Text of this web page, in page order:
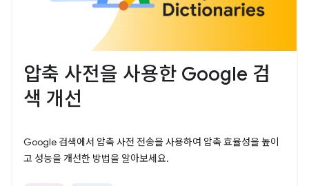
압축 사전을 사용한 Google 검
색 개선
Google 검색에서 압축 사전 전송을 사용하여 압축 효율성을 높이
고 성능을 개선한 방법을 알아보세요.